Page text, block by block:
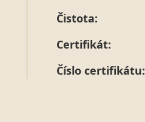
Čistota:
Certifikát:
Číslo certifikátu: